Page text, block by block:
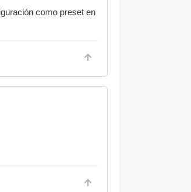
como preset en